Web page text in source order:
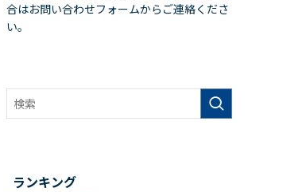
合はお問い合わせフォームからご連絡くださ
い。
ランキング